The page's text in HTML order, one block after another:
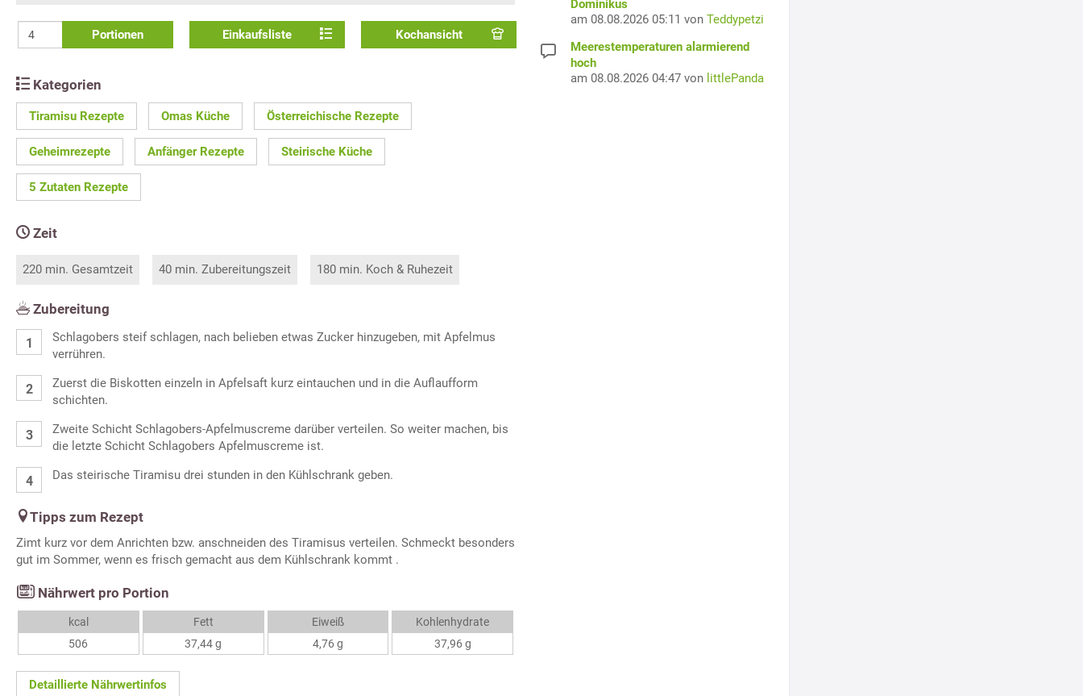
Portionen Einkaufsliste Kochansicht
Kategorien
Tiramisu Rezepte Omas Küche Österreichische Rezepte
Geheimrezepte Anfänger Rezepte Steirische Küche
5 Zutaten Rezepte
Zeit
220 min. Gesamtzeit 40 min. Zubereitungszeit 180 min. Koch & Ruhezeit
Zubereitung
Schlagobers steif schlagen, nach belieben etwas Zucker hinzugeben, mit Apfelmus
verrühren.
Zuerst die Biskotten einzeln in Apfelsaft kurz eintauchen und in die Auflaufform
schichten.
Zweite Schicht Schlagobers-Apfelmuscreme darüber verteilen. So weiter machen, bis
die letzte Schicht Schlagobers Apfelmuscreme ist.
Das steirische Tiramisu drei stunden in den Kühlschrank geben.
Tipps zum Rezept
Zimt kurz vor dem Anrichten bzw. anschneiden des Tiramisus verteilen. Schmeckt besonders
gut im Sommer, wenn es frisch gemacht aus dem Kühlschrank kommt .
Nährwert pro Portion
kcal
506
Fett
37,44 g
Eiweiß
4,76 g
Kohlenhydrate
37,96 g
Detaillierte Nährwertinfos
Dominikus
am 08.08.2026 05:11 von Teddypetzi
Meerestemperaturen alarmierend
hoch
am 08.08.2026 04:47 von littlePanda